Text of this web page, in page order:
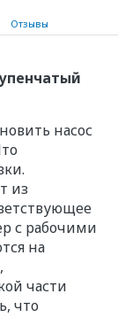
Отзывы
насос
из
с рабочими
на
части
что